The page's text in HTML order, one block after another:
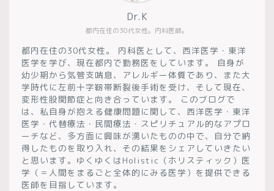
都内在住の30代女性。内科医師。
Dr.K
都内在住の30代女性。 内科医として、西洋医学・東洋
医学を学び、現在都内で勤務医をしています。 自身が
幼少期から気管支喘息、アレルギー体質であり、また大
学時代に左前十字靭帯断裂後手術を受け、そして現在、
変形性股関節症と向き合っています。 このブログで
は、私自身が抱える健康問題に関して、西洋医学・東洋
医学・代替療法・民間療法・スピリチュアル的なアプロ
ーチなど、多方面に興味が湧いたものの中で、自分で納
得したものを取り入れ、その結果をシェアしていきたい
と思います。ゆくゆくはHolistic（ホリスティック）医
学（＝人間をまるごと全体的にみる医学）を提供できる
医師を目指しています。